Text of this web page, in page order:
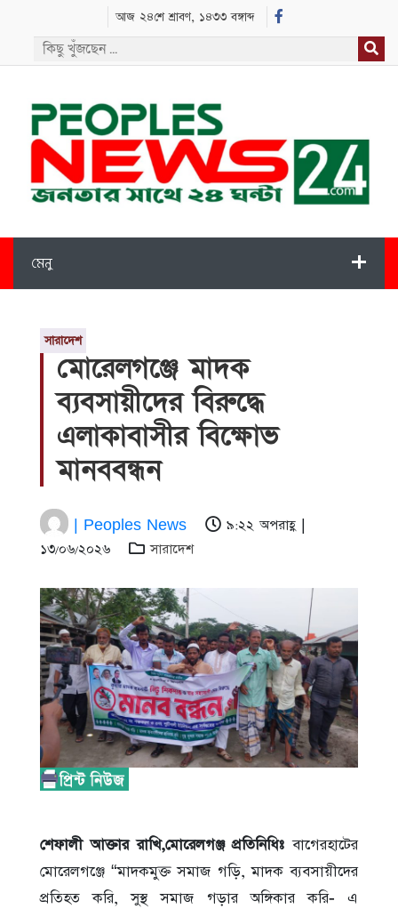
আজ ২৪শে শ্রাবণ, ১৪৩৩ বঙ্গাব্দ
মেনু
সারাদেশ
মোরেলগঞ্জে মাদক
ব্যবসায়ীদের বিরুদ্ধে
এলাকাবাসীর বিক্ষোভ
মানববন্ধন
| Peoples News
৯:২২ অপরাহ্ণ |
১৩/০৬/২০২৬
সারাদেশ
শেফালী আক্তার রাখি,মোরেলগঞ্জ প্রতিনিধিঃ বাগেরহাটের
মোরেলগঞ্জে “মাদকমুক্ত সমাজ গড়ি, মাদক ব্যবসায়ীদের
প্রতিহত করি, সুস্থ সমাজ গড়ার অঙ্গিকার করি- এ